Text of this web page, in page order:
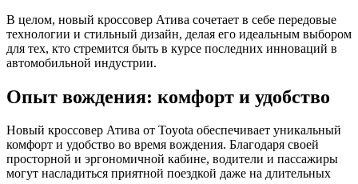
В целом, новый кроссовер Атива сочетает в себе передовые
технологии и стильный дизайн, делая его идеальным выбором
для тех, кто стремится быть в курсе последних инноваций в
автомобильной индустрии.
Опыт вождения: комфорт и удобство
Новый кроссовер Атива от Toyota обеспечивает уникальный
комфорт и удобство во время вождения. Благодаря своей
просторной и эргономичной кабине, водители и пассажиры
могут насладиться приятной поездкой даже на длительных